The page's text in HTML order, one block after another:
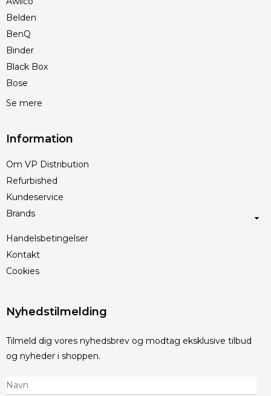
Belden
BenQ
Binder
Black Box
Bose
Se mere
Information
Om VP Distribution
Refurbished
Kundeservice
Brands
Handelsbetingelser
Kontakt
Cookies
Nyhedstilmelding
Tilmeld dig vores nyhedsbrev og modtag eksklusive tilbud
og nyheder i shoppen.